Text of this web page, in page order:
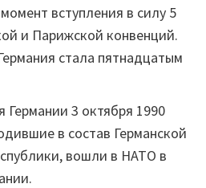
вступления в силу 5
и Парижской конвенций.
стала пятнадцатым
Германии 3 октября 1990
в состав Германской
вошли в НАТО в